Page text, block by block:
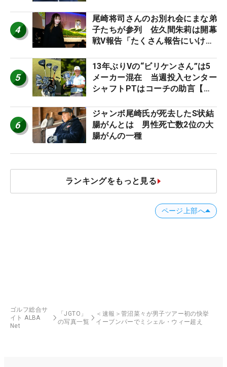
4
尾崎将司さんのお別れ会にまな弟
子たちが参列 佐久間朱莉は開幕
戦V報告「たくさん報告にいける
5
13年ぶりVの“ビリケンさん”は5
メーカー混在 当週投入センター
シャフトPTはコーチの助言【勝
6
ジャンボ尾崎氏が死去したS状結
腸がんとは 男性死亡数2位の大
腸がんの一種
ランキングをもっと見る
ページ上部へ